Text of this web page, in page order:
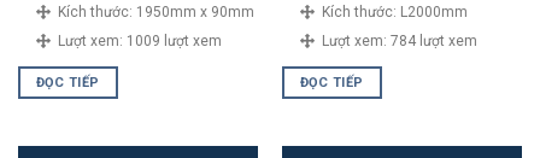
Kích thước: 1950mm x 90mm
Lượt xem: 1009 lượt xem
ĐỌC TIẾP
Kích thước: L2000mm
Lượt xem: 784 lượt xem
ĐỌC TIẾP